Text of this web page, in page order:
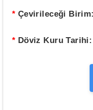
*Çevirileceği Birim:
*Döviz Kuru Tarihi: